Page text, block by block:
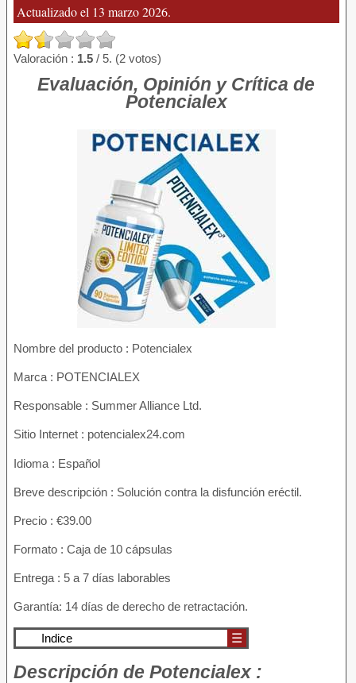
Actualizado el 13 marzo 2026.
Valoración : 1.5 / 5. (2 votos)
Evaluación, Opinión y Crítica de
Potencialex
Nombre del producto : Potencialex
Marca : POTENCIALEX
Responsable : Summer Alliance Ltd.
Sitio Internet : potencialex24.com
Idioma : Español
Breve descripción : Solución contra la disfunción eréctil.
Precio : €39.00
Formato : Caja de 10 cápsulas
Entrega : 5 a 7 días laborables
Garantía: 14 días de derecho de retractación.
Indice ☰
Descripción de Potencialex :